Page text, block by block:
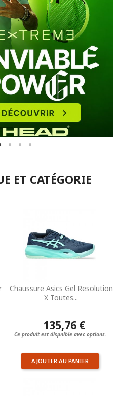
ET CATÉGORIE
Chaussure Asics Gel Resolution
X Toutes...
135,76 €
Ce produit est dispnible avec options.
AJOUTER AU PANIER